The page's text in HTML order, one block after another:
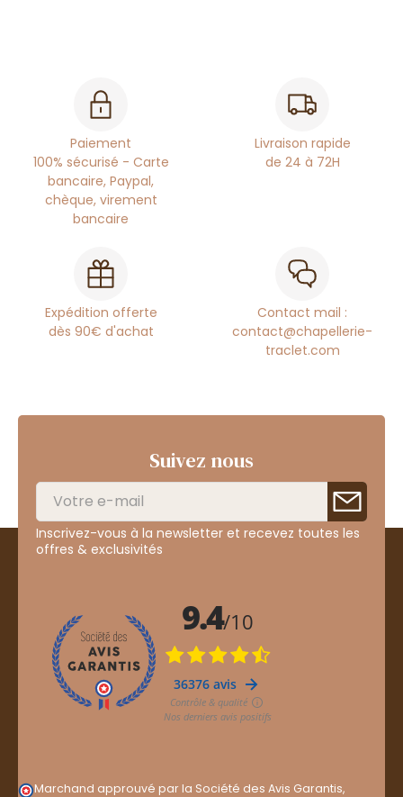
Paiement
100% sécurisé - Carte
bancaire, Paypal,
chèque, virement
bancaire
Livraison rapide
de 24 à 72H
Expédition offerte
dès 90€ d'achat
Contact mail :
contact@chapellerie-
traclet.com
Suivez nous
Inscrivez-vous à la newsletter et recevez toutes les
offres & exclusivités
Marchand approuvé par la Société des Avis Garantis,